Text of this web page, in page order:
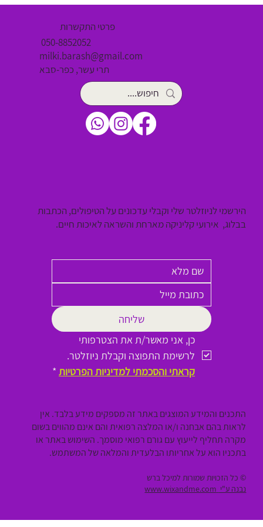
הירשמי לניוזלטר שלי וקבלי עדכונים על הטיפולים, הכתבות
בבלוג, אירועי קליניקה מארחת והשראה לאיכות חיים.
שליחה
לרשימת התפוצה וקבלת ניוזלטר.
קראתי והסכמתי למדיניות הפרטיות *
פרטי התקשרות
050-8852052
milki.barash@gmail.com
תרי עשר, כפר-סבא
התכנים והמידע המוצגים באתר זה מספקים מידע בלבד. אין
לראות בהם אבחנה ו/או המלצה רפואית והם אינם מהווים בשום
מקרה תחליף לייעוץ עם גורם רפואי מוסמך. השימוש באתר או
בתכניו הוא על אחריותו הבלעדית והמלאה של המשתמש.
© כל הזכויות שמורות למיכל ברש
נבנה ע"י